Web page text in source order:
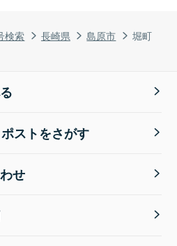
検索 長崎県 島原市 堀町
ストをさがす
せ